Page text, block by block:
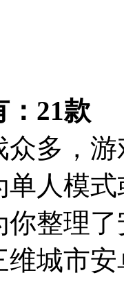
21款
众多，
单人模
你整理
城市